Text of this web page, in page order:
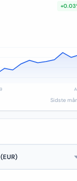
Sidste